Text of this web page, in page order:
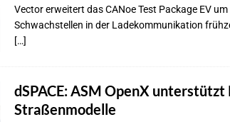
Vector erweitert das CANoe Test Package EV
Schwachstellen in der Ladekommunikation
[…]
dSPACE: ASM OpenX unterstützt
Straßenmodelle